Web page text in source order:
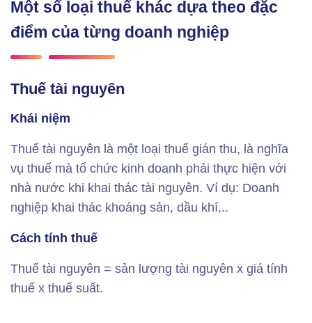
Một số loại thuế khác dựa theo đặc
điểm của từng doanh nghiệp
Thuế tài nguyên
Khái niệm
Thuế tài nguyên là một loại thuế gián thu, là nghĩa
vụ thuế mà tổ chức kinh doanh phải thực hiện với
nhà nước khi khai thác tài nguyên. Ví dụ: Doanh
nghiệp khai thác khoáng sản, dầu khí,..
Cách tính thuế
Thuế tài nguyên = sản lượng tài nguyên x giá tính
thuế x thuế suất.